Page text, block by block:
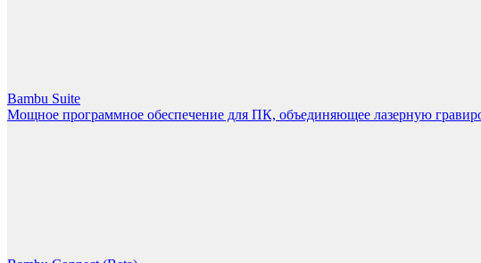
Bambu Suite
Мощное программное обеспечение для ПК, объединяющее лазерную